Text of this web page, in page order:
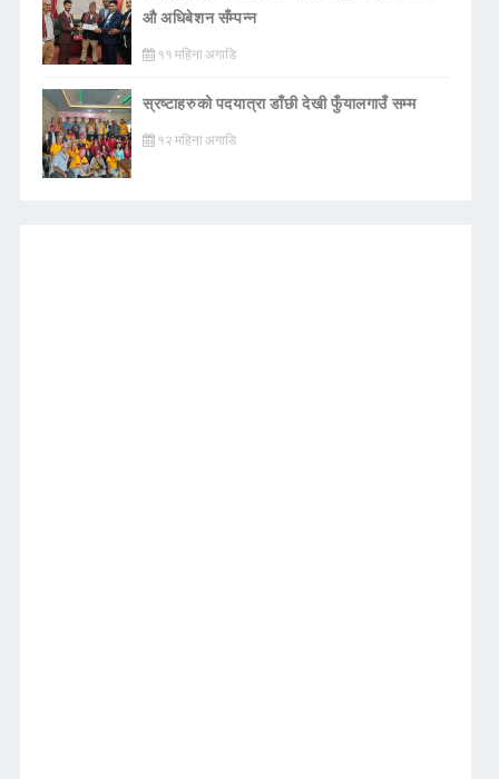
औ अधिबेशन सँम्पन्न
११ महिना अगाडि
स्रष्टाहरुको पदयात्रा डाँछी देखी फुँयालगाउँ सम्म
१२ महिना अगाडि